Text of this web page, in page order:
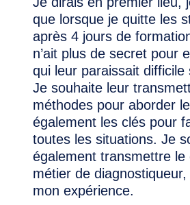
que lorsque je quitte les
après 4 jours de
n’ait plus de secret pour
qui leur paraissait difficile
Je souhaite leur
méthodes pour aborder
également les clés pour
toutes les situations. Je
également transmettre le
métier de
mon expérience.